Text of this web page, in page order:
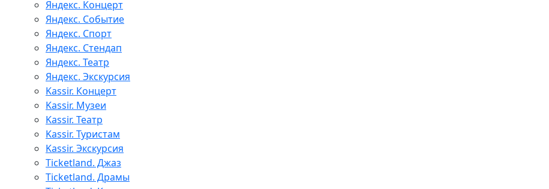
Яндекс. Концерт
Яндекс. Событие
Яндекс. Спорт
Яндекс. Стендап
Яндекс. Театр
Яндекс. Экскурсия
Kassir. Концерт
Kassir. Музеи
Kassir. Театр
Kassir. Туристам
Kassir. Экскурсия
Ticketland. Джаз
Ticketland. Драмы